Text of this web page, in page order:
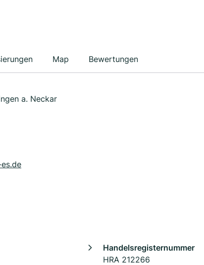
Map Bewertungen
a. Neckar
Handelsregisternummer
HRA 212266